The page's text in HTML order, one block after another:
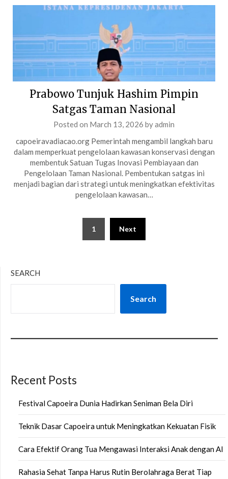
Prabowo Tunjuk Hashim Pimpin
Satgas Taman Nasional
Posted on March 13, 2026 byadmin
capoeiravadiacao.org Pemerintah mengambil langkah baru
dalam memperkuat pengelolaan kawasan konservasi dengan
membentuk Satuan Tugas Inovasi Pembiayaan dan
Pengelolaan Taman Nasional. Pembentukan satgas ini
menjadi bagian dari strategi untuk meningkatkan efektivitas
pengelolaan kawasan…
1 Next
SEARCH
Search
Recent Posts
Festival Capoeira Dunia Hadirkan Seniman Bela Diri
Teknik Dasar Capoeira untuk Meningkatkan Kekuatan Fisik
Cara Efektif Orang Tua Mengawasi Interaksi Anak dengan AI
Rahasia Sehat Tanpa Harus Rutin Berolahraga Berat Tiap